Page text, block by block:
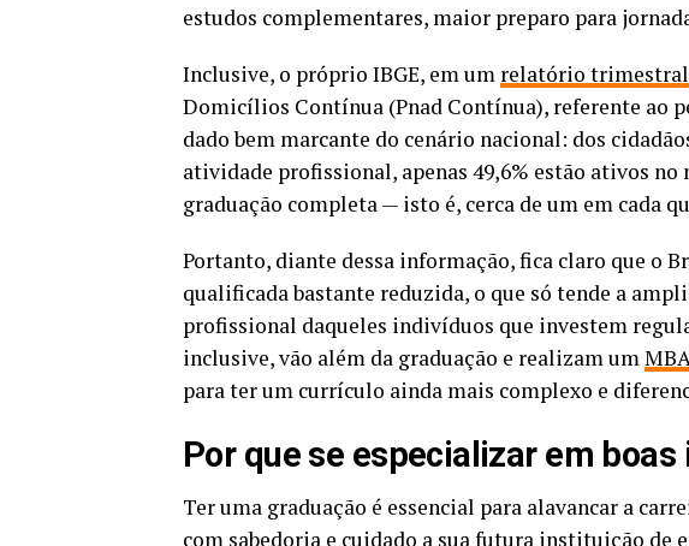
estudos complementares, maior preparo para
Inclusive, o próprio IBGE, em um relatório trimestral
Domicílios Contínua (Pnad Contínua), referente ao
dado bem marcante do cenário nacional: dos
atividade profissional, apenas 49,6% estão ativos no
graduação completa — isto é, cerca de um em cada
Portanto, diante dessa informação, fica claro que o
qualificada bastante reduzida, o que só tende a
profissional daqueles indivíduos que investem
inclusive, vão além da graduação e realizam um
para ter um currículo ainda mais complexo e
Por que se especializar em
Ter uma graduação é essencial para alavancar a
com sabedoria e cuidado a sua futura instituição de